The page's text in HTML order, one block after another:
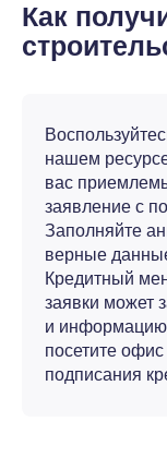
Как
нашем
вас
заявление с
Заполняйте
верные
Кредитный
заявки может
и
посетите
подписания